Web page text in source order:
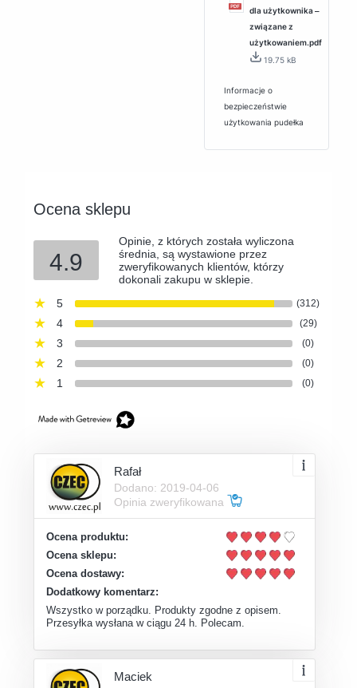
dla użytkownika ‒
związane z
użytkowaniem.pdf
19.75 kB
Informacje o
bezpieczeństwie
użytkowania pudełka
Ocena sklepu
4.9
Opinie, z których została wyliczona
średnia, są wystawione przez
zweryfikowanych klientów, którzy
dokonali zakupu w sklepie.
5
(312)
4 (29)
3 (0)
2 (0)
1 (0)
Rafał
Dodano: 2019-04-06
Opinia zweryfikowana
Ocena produktu:
Ocena sklepu:
Ocena dostawy:
Dodatkowy komentarz:
Wszystko w porządku. Produkty zgodne z opisem.
Przesyłka wysłana w ciągu 24 h. Polecam.
Maciek